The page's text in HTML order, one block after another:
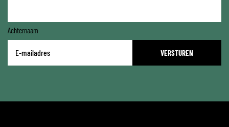
Achternaam
mailadres